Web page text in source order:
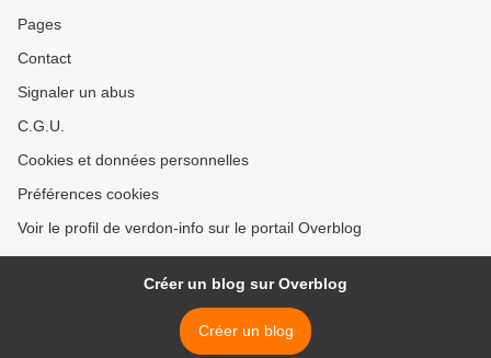
Pages
Contact
Signaler un abus
C.G.U.
Cookies et données personnelles
Préférences cookies
Voir le profil de verdon-info sur le portail Overblog
Créer un blog sur Overblog
Créer un blog